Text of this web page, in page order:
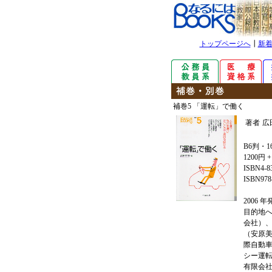
トップページへ┃ 新
補巻5 「運転」で働く
著者 広
B6判・
1200円
ISBN4-
2006 年
目的地
会社）
（安原
際自動
シー運
有限会